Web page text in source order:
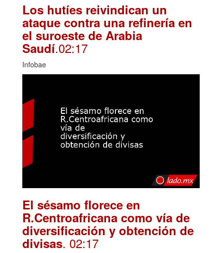
Los hutíes reivindican un
ataque contra una refinería en
el suroeste de Arabia
Saudí.02:17
Infobae
El sésamo florece en
R.Centroafricana como vía de
diversificación y obtención de
divisas. 02:17